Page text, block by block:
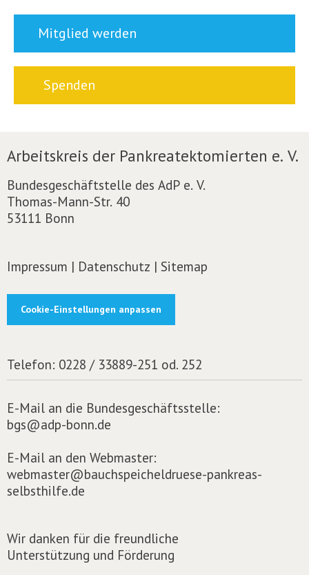
Mitglied werden
Spenden
Arbeitskreis der Pankreatektomierten e. V.
Bundesgeschäftstelle des AdP e. V.
Thomas-Mann-Str. 40
53111 Bonn
Impressum | Datenschutz | Sitemap
Cookie-Einstellungen anpassen
Telefon: 0228 / 33889-251 od. 252
E-Mail an die Bundesgeschäftsstelle:
bgs@adp-bonn.de
E-Mail an den Webmaster:
webmaster@bauchspeicheldruese-pankreas-
selbsthilfe.de
Wir danken für die freundliche
Unterstützung und Förderung